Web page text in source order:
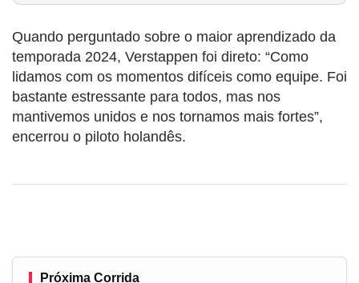
Quando perguntado sobre o maior aprendizado da
temporada 2024, Verstappen foi direto: “Como
lidamos com os momentos difíceis como equipe. Foi
bastante estressante para todos, mas nos
mantivemos unidos e nos tornamos mais fortes”,
encerrou o piloto holandês.
Próxima Corrida